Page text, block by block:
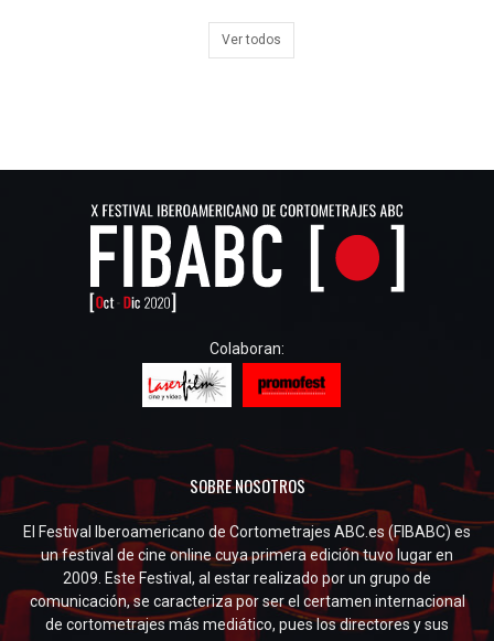
Ver todos
Colaboran:
SOBRE NOSOTROS
El Festival Iberoamericano de Cortometrajes ABC.es (FIBABC) es
un festival de cine online cuya primera edición tuvo lugar en
2009. Este Festival, al estar realizado por un grupo de
comunicación, se caracteriza por ser el certamen internacional
de cortometrajes más mediático, pues los directores y sus